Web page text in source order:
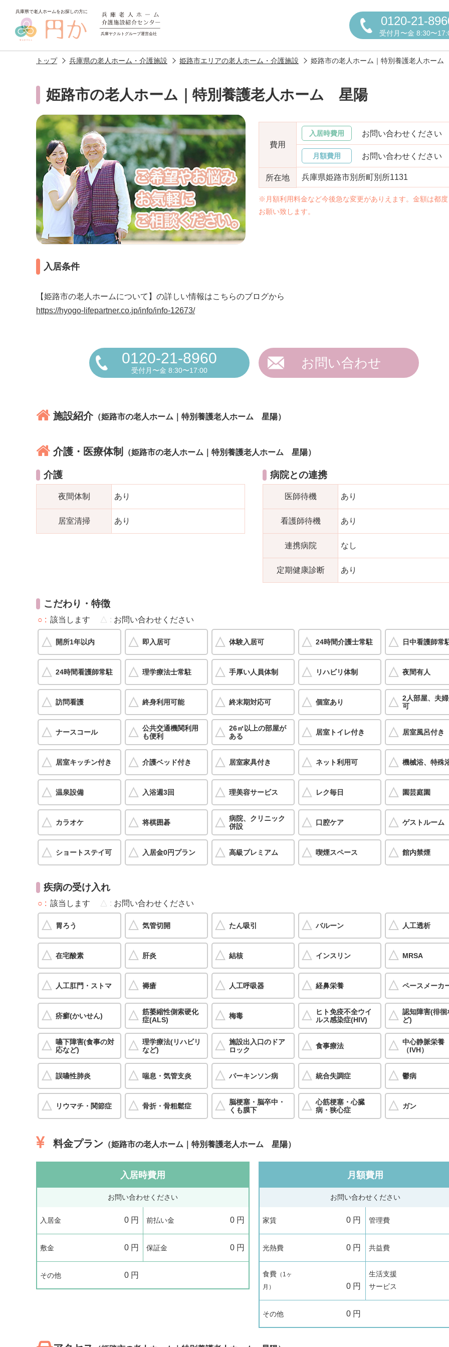
0120-21-
受付月〜金 8:30〜
老人ホームを探す 円かについて
施設選びのポイント 施設をお探しの方へ 老人ホームの種類 よくある
アクセス 相談者様の声
トップ 兵庫県の老人ホーム・介護施設 姫路市エリアの老人ホーム・介護施設 姫路市の老人ホーム｜特別養護老人ホー
姫路市の老人ホーム｜特別養護老人ホーム 星陽
費用
入居時費用 お問い合わせください
月額費用 お問い合わせください
所在地 兵庫県姫路市別所町別所1131
※月額利用料金など今後急な変更がありえます。金額は都
お願い致します。
入居条件
【姫路市の老人ホームについて】の詳しい情報はこちらのブログから
https://hyogo-lifepartner.co.jp/info/info-12673/
0120-21-8960
受付月〜金 8:30〜17:00 お問い合わせ
施設紹介（姫路市の老人ホーム｜特別養護老人ホーム 星陽）
介護・医療体制 （姫路市の老人ホーム｜特別養護老人ホーム 星陽）
介護
夜間体制 あり
居室清掃 あり
病院との連携
医師待機 あり
看護師待機 あり
連携病院 なし
定期健康診断 あり
こだわり・特徴
○ 該当します △ お問い合わせください
開所1年以内 即入居可 体験入居可 24時間介護士常駐 日中看護師常
24時間看護師常駐 理学療法士常駐 手厚い人員体制 リハビリ体制 夜間有人
訪問看護 終身利用可能 終末期対応可 個室あり
2人部屋、夫
可
ナースコール
公共交通機関利用
も便利
26㎡以上の部屋が
ある
居室トイレ付き 居室風呂付き
居室キッチン付き 介護ベッド付き 居室家具付き ネット利用可 機械浴、特殊
温泉設備 入浴週3回 理美容サービス レク毎日 園芸庭園
カラオケ 将棋囲碁
病院、クリニック
併設
口腔ケア ゲストルーム
ショートステイ可 入居金0円プラン 高級プレミアム 喫煙スペース 館内禁煙
疾病の受け入れ
○ 該当します △ お問い合わせください
胃ろう 気管切開 たん吸引 バルーン 人工透析
在宅酸素 肝炎 結核 インスリン MRSA
人工肛門・ストマ 褥瘡 人工呼吸器 経鼻栄養 ペースメーカ
疥癬(かいせん)
筋萎縮性側索硬化
症(ALS)
梅毒
ヒト免疫不全ウイ
ルス感染症(HIV)
認知障害(徘徊
ど)
嚥下障害(食事の対
応など)
理学療法(リハビリ
など)
施設出入口のドア
ロック
食事療法
中心静脈栄養
（IVH）
誤嚥性肺炎 喘息・気管支炎 パーキンソン病 統合失調症 鬱病
リウマチ・関節症 骨折・骨粗鬆症
脳梗塞・脳卒中・
くも膜下
心筋梗塞・心臓
病・狭心症
ガン
料金プラン （姫路市の老人ホーム｜特別養護老人ホーム 星陽）
入居時費用
お問い合わせください
入居金 0 円 前払い金 0 円
敷金 0 円 保証金 0 円
その他 0 円
月額費用
お問い合わせください
家賃 0 円 管理費
光熱費 0 円 共益費
食費（1ヶ
月） 0 円
生活支援
サービス
その他 0 円